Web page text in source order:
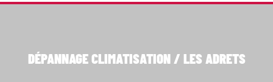
DÉPANNAGE CLIMATISATION / LES ADRETS